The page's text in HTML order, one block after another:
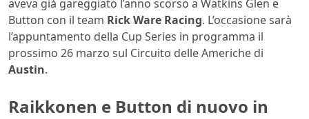
aveva già gareggiato l’anno scorso a Watkins Glen e
Button con il team Rick Ware Racing. L’occasione sarà
l’appuntamento della Cup Series in programma il
prossimo 26 marzo sul Circuito delle Americhe di
Austin.
Raikkonen e Button di nuovo in